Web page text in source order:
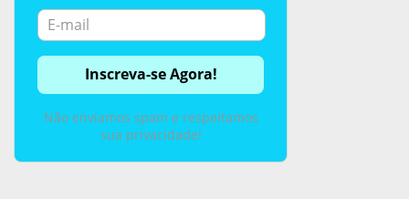
Não enviamos spam e respeitamos
sua privacidade!